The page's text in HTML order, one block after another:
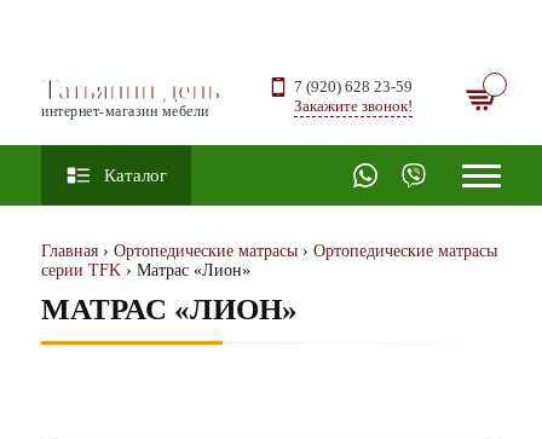
Татьянин день
интернет-магазин мебели
7 (920) 628 23-59
Закажите звонок!
Каталог
Главная › Ортопедические матрасы › Ортопедические матрасы
серии TFK › Матрас «Лион»
МАТРАС «ЛИОН»